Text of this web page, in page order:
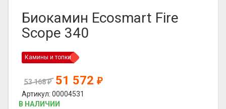
Биокамин Ecosmart Fire
Scope 340
Камины и топки
53 168₽ 51 572 ₽
Артикул: 00004531
В НАЛИЧИИ